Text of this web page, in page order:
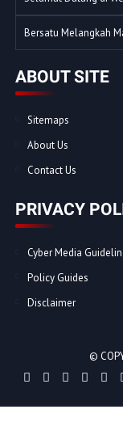
Bersatu Melangkah
ABOUT SITE
Sitemaps
About Us
Contact Us
PRIVACY
Cyber Media
Policy Guides
Disclaimer
©